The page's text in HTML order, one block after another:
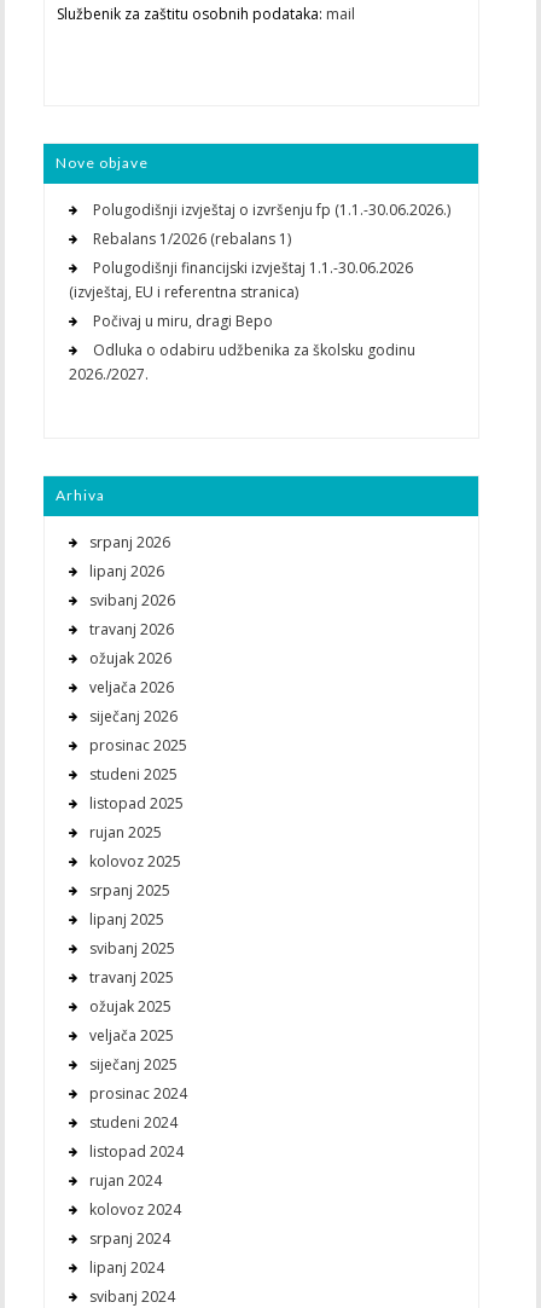
Službenik za zaštitu osobnih podataka: mail
Nove objave
Polugodišnji izvještaj o izvršenju fp (1.1.-30.06.2026.)
Rebalans 1/2026 (rebalans 1)
Polugodišnji financijski izvještaj 1.1.-30.06.2026
(izvještaj, EU i referentna stranica)
Počivaj u miru, dragi Bepo
Odluka o odabiru udžbenika za školsku godinu
2026./2027.
Arhiva
srpanj 2026
lipanj 2026
svibanj 2026
travanj 2026
ožujak 2026
veljača 2026
siječanj 2026
prosinac 2025
studeni 2025
listopad 2025
rujan 2025
kolovoz 2025
srpanj 2025
lipanj 2025
svibanj 2025
travanj 2025
ožujak 2025
veljača 2025
siječanj 2025
prosinac 2024
studeni 2024
listopad 2024
rujan 2024
kolovoz 2024
srpanj 2024
lipanj 2024
svibanj 2024